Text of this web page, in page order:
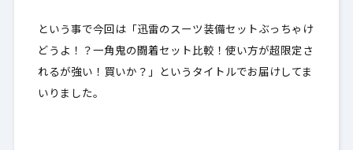
という事で今回は「迅雷のスーツ装備セットぶっちゃけ
どうよ！？一角鬼の闘着セット比較！使い方が超限定さ
れるが強い！買いか？」というタイトルでお届けしてま
いりました。